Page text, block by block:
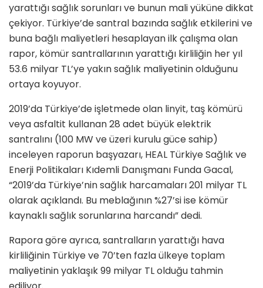
yarattığı sağlık sorunları ve bunun mali yüküne dikkat
çekiyor. Türkiye’de santral bazında sağlık etkilerini ve
buna bağlı maliyetleri hesaplayan ilk çalışma olan
rapor, kömür santrallarının yarattığı kirliliğin her yıl
53.6 milyar TL’ye yakın sağlık maliyetinin olduğunu
ortaya koyuyor.
2019’da Türkiye’de işletmede olan linyit, taş kömürü
veya asfaltit kullanan 28 adet büyük elektrik
santralını (100 MW ve üzeri kurulu güce sahip)
inceleyen raporun başyazarı, HEAL Türkiye Sağlık ve
Enerji Politikaları Kıdemli Danışmanı Funda Gacal,
“2019’da Türkiye’nin sağlık harcamaları 201 milyar TL
olarak açıklandı. Bu meblağının %27’si ise kömür
kaynaklı sağlık sorunlarına harcandı” dedi.
Rapora göre ayrıca, santralların yarattığı hava
kirliliğinin Türkiye ve 70’ten fazla ülkeye toplam
maliyetinin yaklaşık 99 milyar TL olduğu tahmin